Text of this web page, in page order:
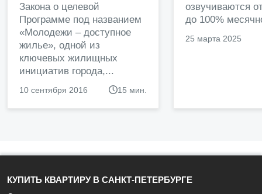
Закона о целевой
Программе под названием
«Молодежи – доступное
жилье», одной из
ключевых жилищных
инициатив города,...
10 сентября 2016 15 мин.
озвучиваются
до 100%
25 марта 2025
КУПИТЬ КВАРТИРУ В САНКТ-ПЕТЕРБУРГЕ